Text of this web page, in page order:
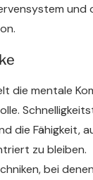
und
die mentale
die Fähigkeit,
zu bleiben.
bei